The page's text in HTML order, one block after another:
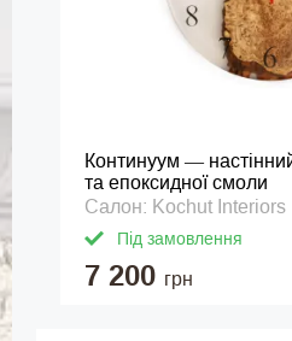
Континуум —
та епоксидної смоли
Салон: Kochut Interiors
Під замовлення
7 200 грн